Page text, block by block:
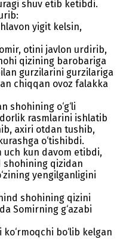
shuv etib ketibdi.
yigit kelsin,
otini javlon urdirib,
qizining barobariga
gurzilarini gurzilariga
chiqqan ovoz falakka
shohining o‘g‘li
rasmlarini ishlatib
axiri otdan tushib,
o‘tishibdi.
uch kun davom etibdi,
shohining qizidan
yengilganligini
shohining qizini
Somirning g‘azabi
bo‘lib kelgan